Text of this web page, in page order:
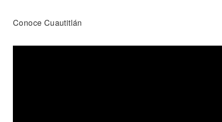
Conoce Cuautitlán